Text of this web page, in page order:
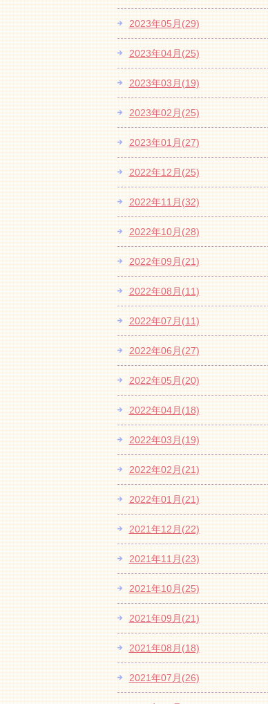
2023年05月(29)
2023年04月(25)
2023年03月(19)
2023年02月(25)
2023年01月(27)
2022年12月(25)
2022年11月(32)
2022年10月(28)
2022年09月(21)
2022年08月(11)
2022年07月(11)
2022年06月(27)
2022年05月(20)
2022年04月(18)
2022年03月(19)
2022年02月(21)
2022年01月(21)
2021年12月(22)
2021年11月(23)
2021年10月(25)
2021年09月(21)
2021年08月(18)
2021年07月(26)